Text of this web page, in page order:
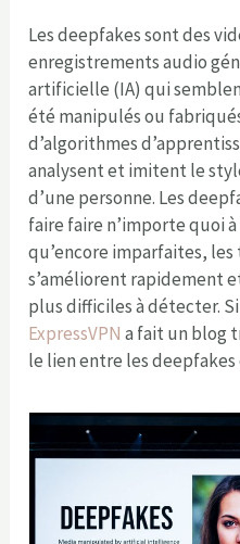
Les deepfakes sont des
enregistrements audio
artificielle (IA) qui
été manipulés ou
d’algorithmes
analysent et imitent le
d’une personne. Les
faire faire n’importe quoi
qu’encore imparfaites,
s’améliorent rapidement
plus difficiles à détecter.
ExpressVPN a fait un blog
le lien entre les deepfakes